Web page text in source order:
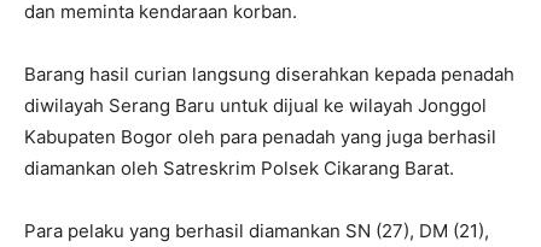
dan meminta kendaraan korban.
Barang hasil curian langsung diserahkan kepada penadah
diwilayah Serang Baru untuk dijual ke wilayah Jonggol
Kabupaten Bogor oleh para penadah yang juga berhasil
diamankan oleh Satreskrim Polsek Cikarang Barat.
Para pelaku yang berhasil diamankan SN (27), DM (21),